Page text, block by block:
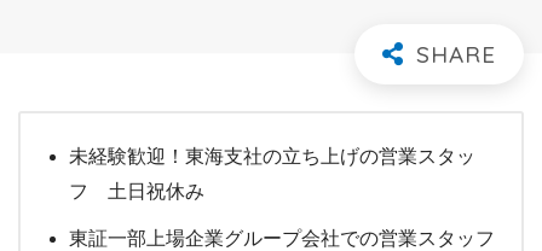
未経験歓迎！東海支社の立ち上げの営業スタッ
フ 土日祝休み
東証一部上場企業グループ会社での営業スタッフ